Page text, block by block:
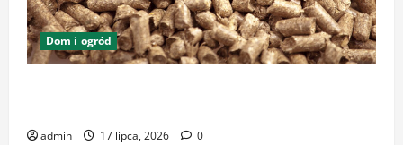
Dom i ogród
admin 17 lipca, 2026 0